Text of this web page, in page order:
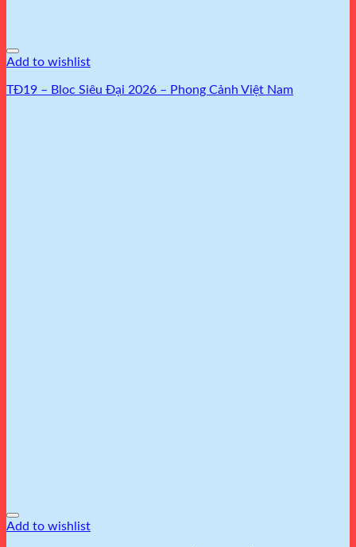
Add to wishlist
TĐ19 – Bloc Siêu Đại 2026 – Phong Cảnh Việt Nam
Add to wishlist